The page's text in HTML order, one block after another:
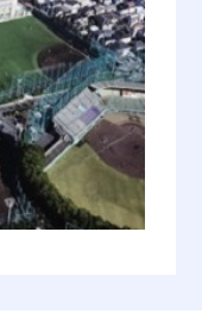
となる